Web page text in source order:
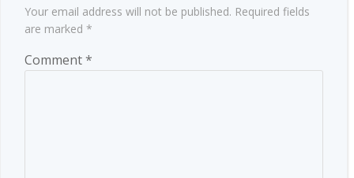
Your email address will not be published. Required fields
are marked *
Comment*